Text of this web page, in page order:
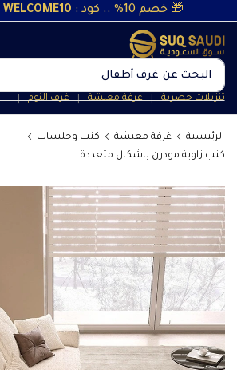
🎁 خصم 10% .. كود : WELCOME10
البحث عن غرف نوم
تنزيلات حصرية ❘ غرفة معيشة ❘ غرف النوم ❘
الرئيسية غرفة معيشة
كنب وجلسات
كنب زاوية مودرن باشكال متعددة